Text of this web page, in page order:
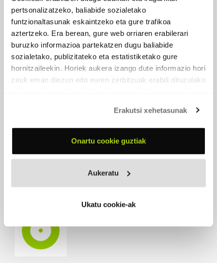
pertsonalizatzeko, baliabide sozialetako
funtzionaltasunak eskaintzeko eta gure trafikoa
aztertzeko. Era berean, gure web orriaren erabilerari
buruzko informazioa partekatzen dugu baliabide
sozialetako, publizitateko eta estatistiketako gure
hornitzaileekin. Horiek aukera izango dute informazio hori
zeuk eman diezun edo euren zerbitzuak erabili dituzulako
Erakutsi xehetasunak
Onartu cookie guztiak
Aukeratu
Ukatu cookie-ak
Kafe Antzokiaren 25 urteko uneak,
musikarien ahotan
JUAN GOROSTIDI
2020-03-23
Euskal ereserki bat sasoi
2020-03-02
2020-02-03